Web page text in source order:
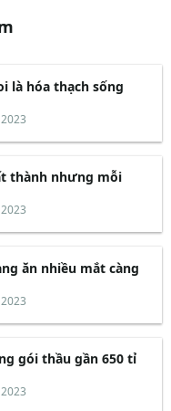
là hóa thạch sống
thành nhưng mỗi
ăn nhiều mắt càng
gói thầu gần 650 tỉ